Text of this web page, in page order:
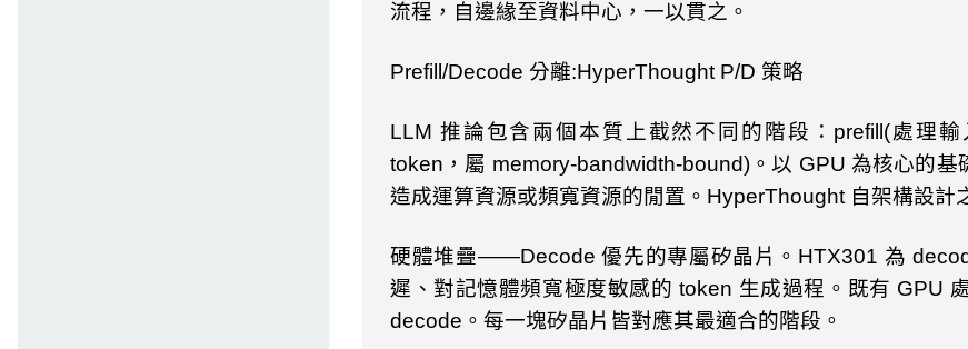
流程，自邊緣至資料中心，一以貫之。
Prefill/Decode 分離:HyperThought P/D 策略
LLM 推論包含兩個本質上截然不同的階段： prefill(處理輸
token ，屬 memory-bandwidth-bound)。以 GPU 為核心的基
造成運算資源或頻寬資源的閒置。 HyperThought 自架構設計
硬體堆疊——Decode優先的專屬矽晶片。 HTX301 為
遲、對記憶體頻寬極度敏感的 token 生成過程。既有 GPU
decode 。每一塊矽晶片皆對應其最適合的階段。